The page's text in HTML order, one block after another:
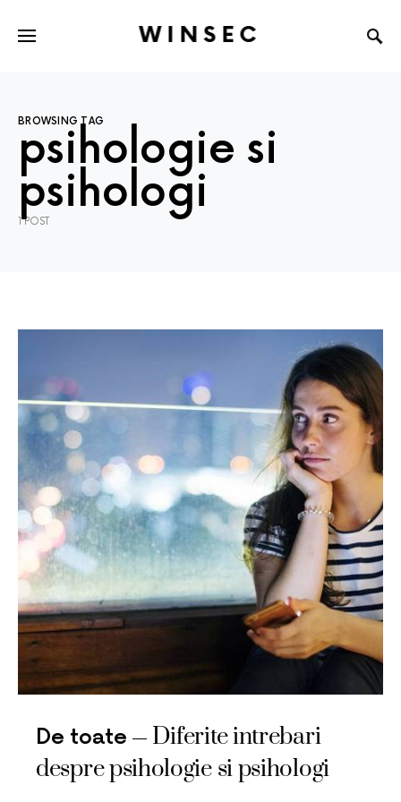
WINSEC
BROWSING TAG
psihologie si
psihologi
1 POST
De toate
Diferite intrebari
despre psihologie si psihologi